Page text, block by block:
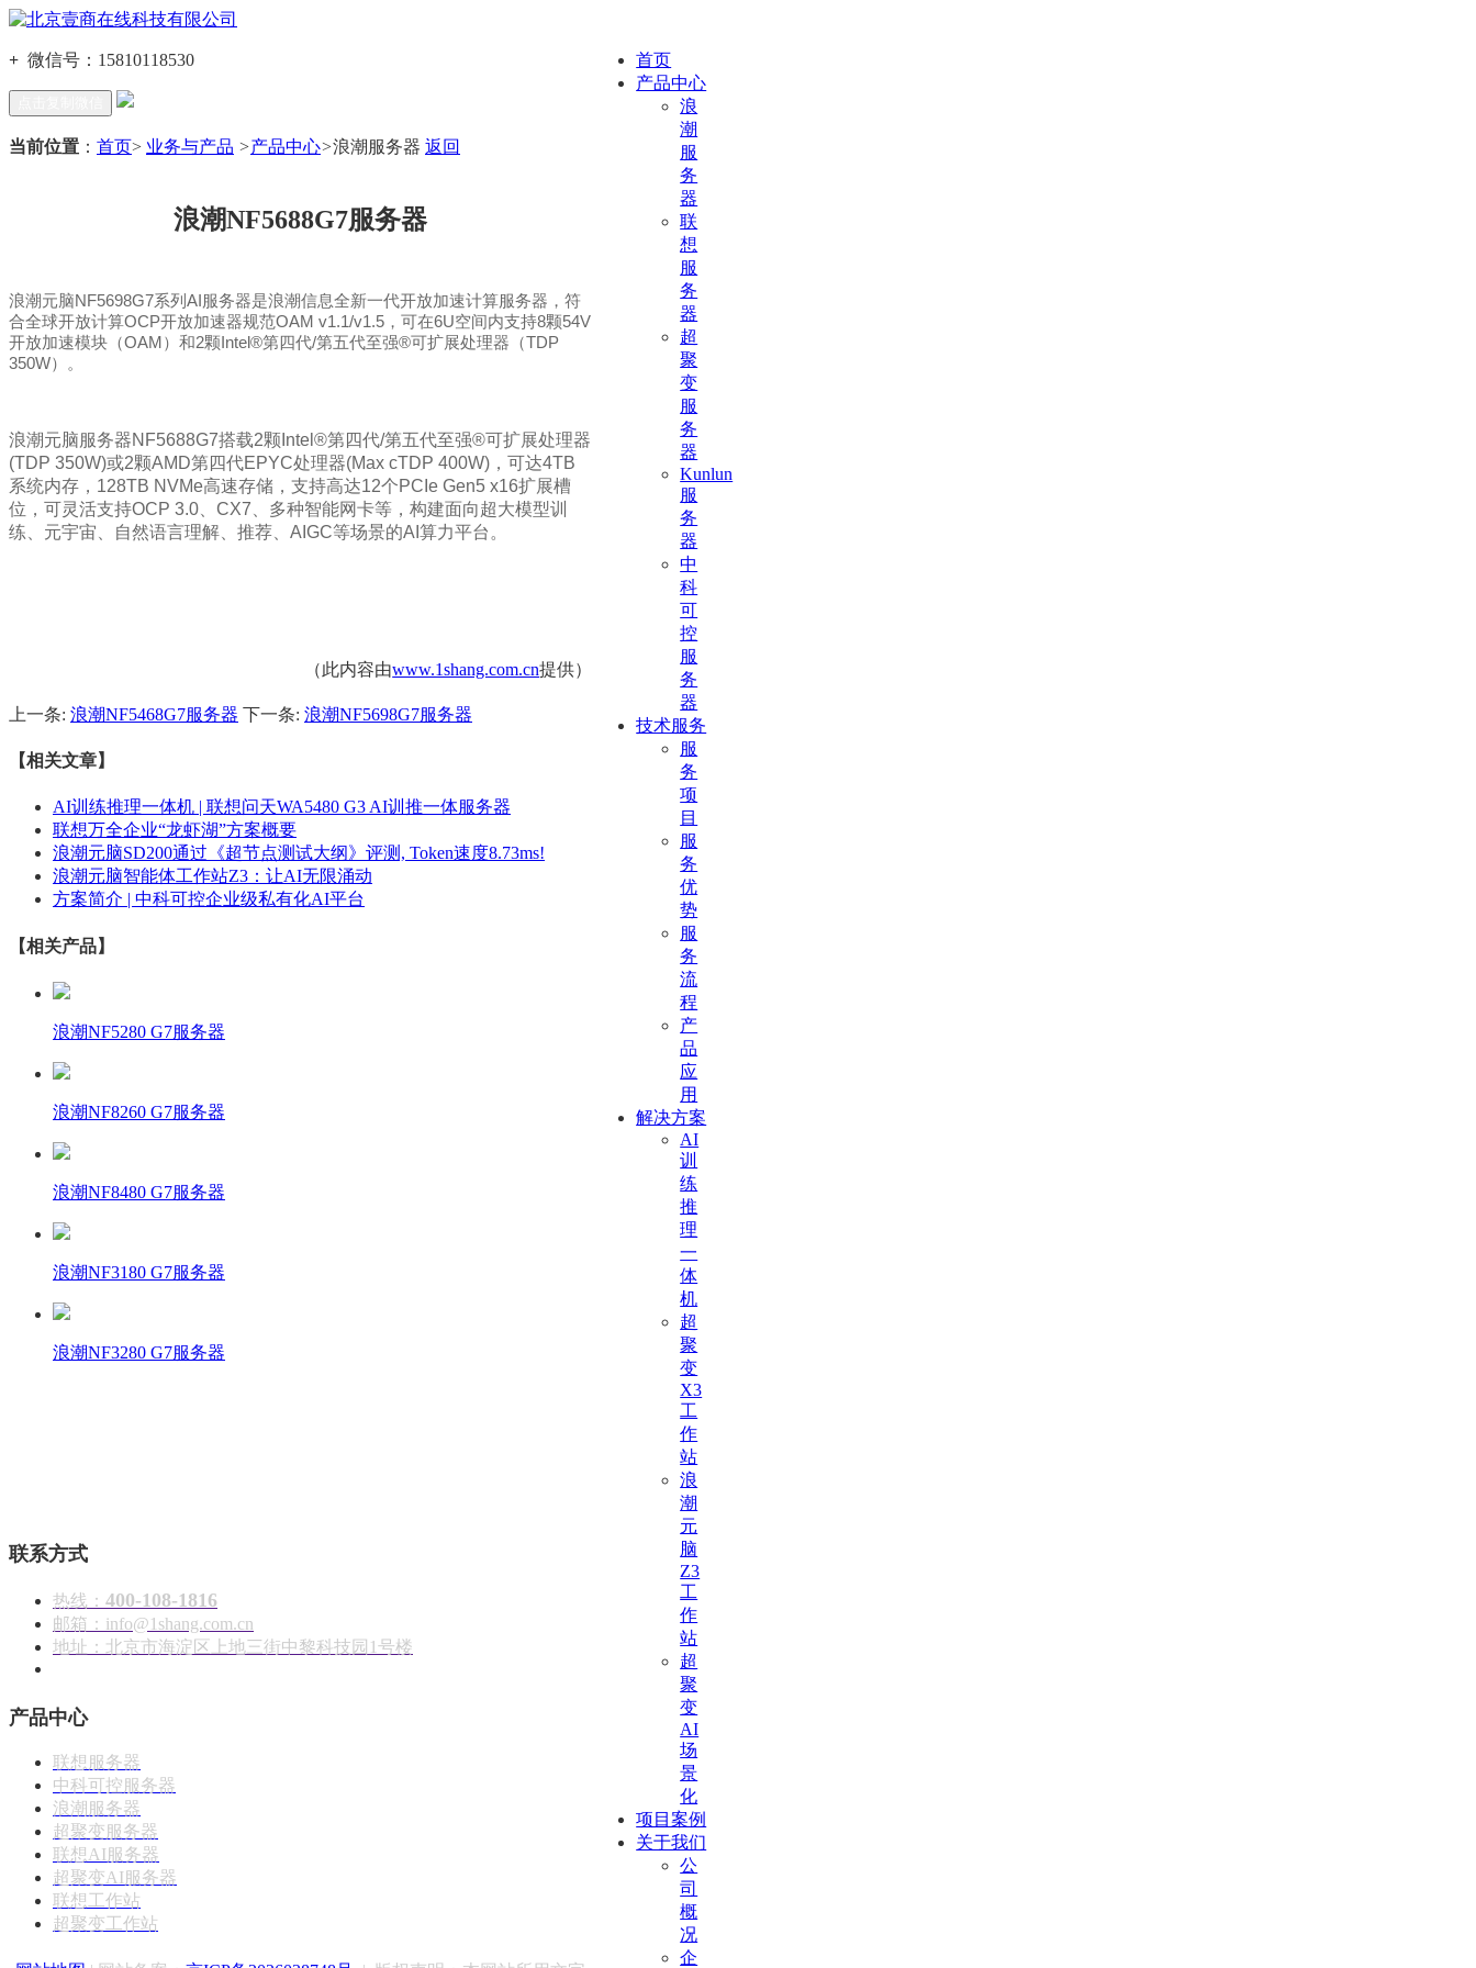
首页
产品中心
浪
潮
服
务
器
联
想
服
务
器
超
聚
变
服
务
器
Kunlun
服
务
器
中
科
可
控
服
务
器
技术服务
服
务
项
目
服
务
优
势
服
务
流
程
产
品
应
用
解决方案
AI
训
练
推
理
一
体
机
超
聚
变
X3
工
作
站
浪
潮
元
脑
Z3
工
作
站
超
聚
变
AI
场
景
化
项目案例
关于我们
公
司
概
况
企
+ 微信号： 15810118530
当前位置 ： 首页> 业务与产品 >产品中心>浪潮服务器 返回
浪潮NF5688G7服务器
浪潮元脑NF5698G7系列AI服务器是浪潮信息全新一代开放加速计算服务器，符
合全球开放计算OCP开放加速器规范OAM v1.1/v1.5，可在6U空间内支持8颗54V
开放加速模块（OAM）和2颗Intel®第四代/第五代至强®可扩展处理器（TDP
350W）。
浪潮元脑服务器NF5688G7搭载2颗Intel®第四代/第五代至强®可扩展处理器
(TDP 350W)或2颗AMD第四代EPYC处理器(Max cTDP 400W)，可达4TB
系统内存，128TB NVMe高速存储，支持高达12个PCIe Gen5 x16扩展槽
位，可灵活支持OCP 3.0、CX7、多种智能网卡等，构建面向超大模型训
练、元宇宙、自然语言理解、推荐、AIGC等场景的AI算力平台。
（此内容由www.1shang.com.cn提供）
上一条: 浪潮NF5468G7服务器 下一条: 浪潮NF5698G7服务器
【相关文章】
AI训练推理一体机 | 联想问天WA5480 G3 AI训推一体服务器
联想万全企业“龙虾湖”方案概要
浪潮元脑SD200通过《超节点测试大纲》评测, Token速度8.73ms!
浪潮元脑智能体工作站Z3：让AI无限涌动
方案简介 | 中科可控企业级私有化AI平台
【相关产品】
浪潮NF5280 G7服务器
浪潮NF8260 G7服务器
浪潮NF8480 G7服务器
浪潮NF3180 G7服务器
浪潮NF3280 G7服务器
联系方式
热线： 400-108-1816
邮箱：info@1shang.com.cn
地址：北京市海淀区上地三街中黎科技园1号楼
产品中心
联想服务器
中科可控服务器
浪潮服务器
超聚变服务器
联想AI服务器
超聚变AI服务器
联想工作站
超聚变工作站